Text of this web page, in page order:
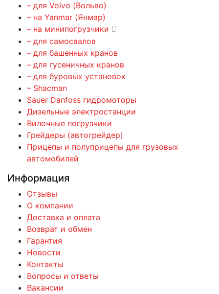
– для Volvo (Вольво)
– на Yanmar (Янмар)
– на минипогрузчики
– для самосвалов
– для башенных кранов
– для гусеничных кранов
– для буровых установок
– Shacman
Sauer Danfoss гидромоторы
Дизельные электростанции
Вилочные погрузчики
Грейдеры (автогрейдер)
Прицепы и полуприцепы для грузовых
автомобилей
Информация
Отзывы
О компании
Доставка и оплата
Возврат и обмен
Гарантия
Новости
Контакты
Вопросы и ответы
Вакансии